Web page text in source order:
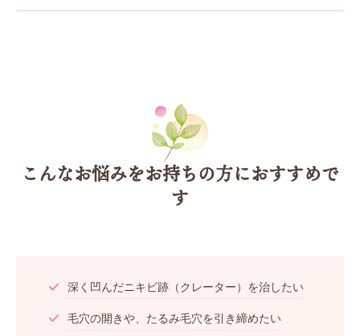
こんなお悩みをお持ちの方におすすめで
す
深く凹んだニキビ跡（クレーター）を治したい
毛穴の開きや、たるみ毛穴を引き締めたい